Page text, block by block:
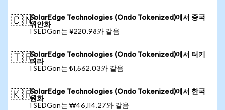
🇨🇳SolarEdge Technologies (Ondo Tokenized)에서 중국
위안화
1 SEDGon는 ¥220.98와 같음
🇹🇷SolarEdge Technologies (Ondo Tokenized)에서 터키
리라
1 SEDGon는 ₺1,562.03와 같음
🇰🇷SolarEdge Technologies (Ondo Tokenized)에서 한국
원화
1 SEDGon는 ₩46,114.27와 같음